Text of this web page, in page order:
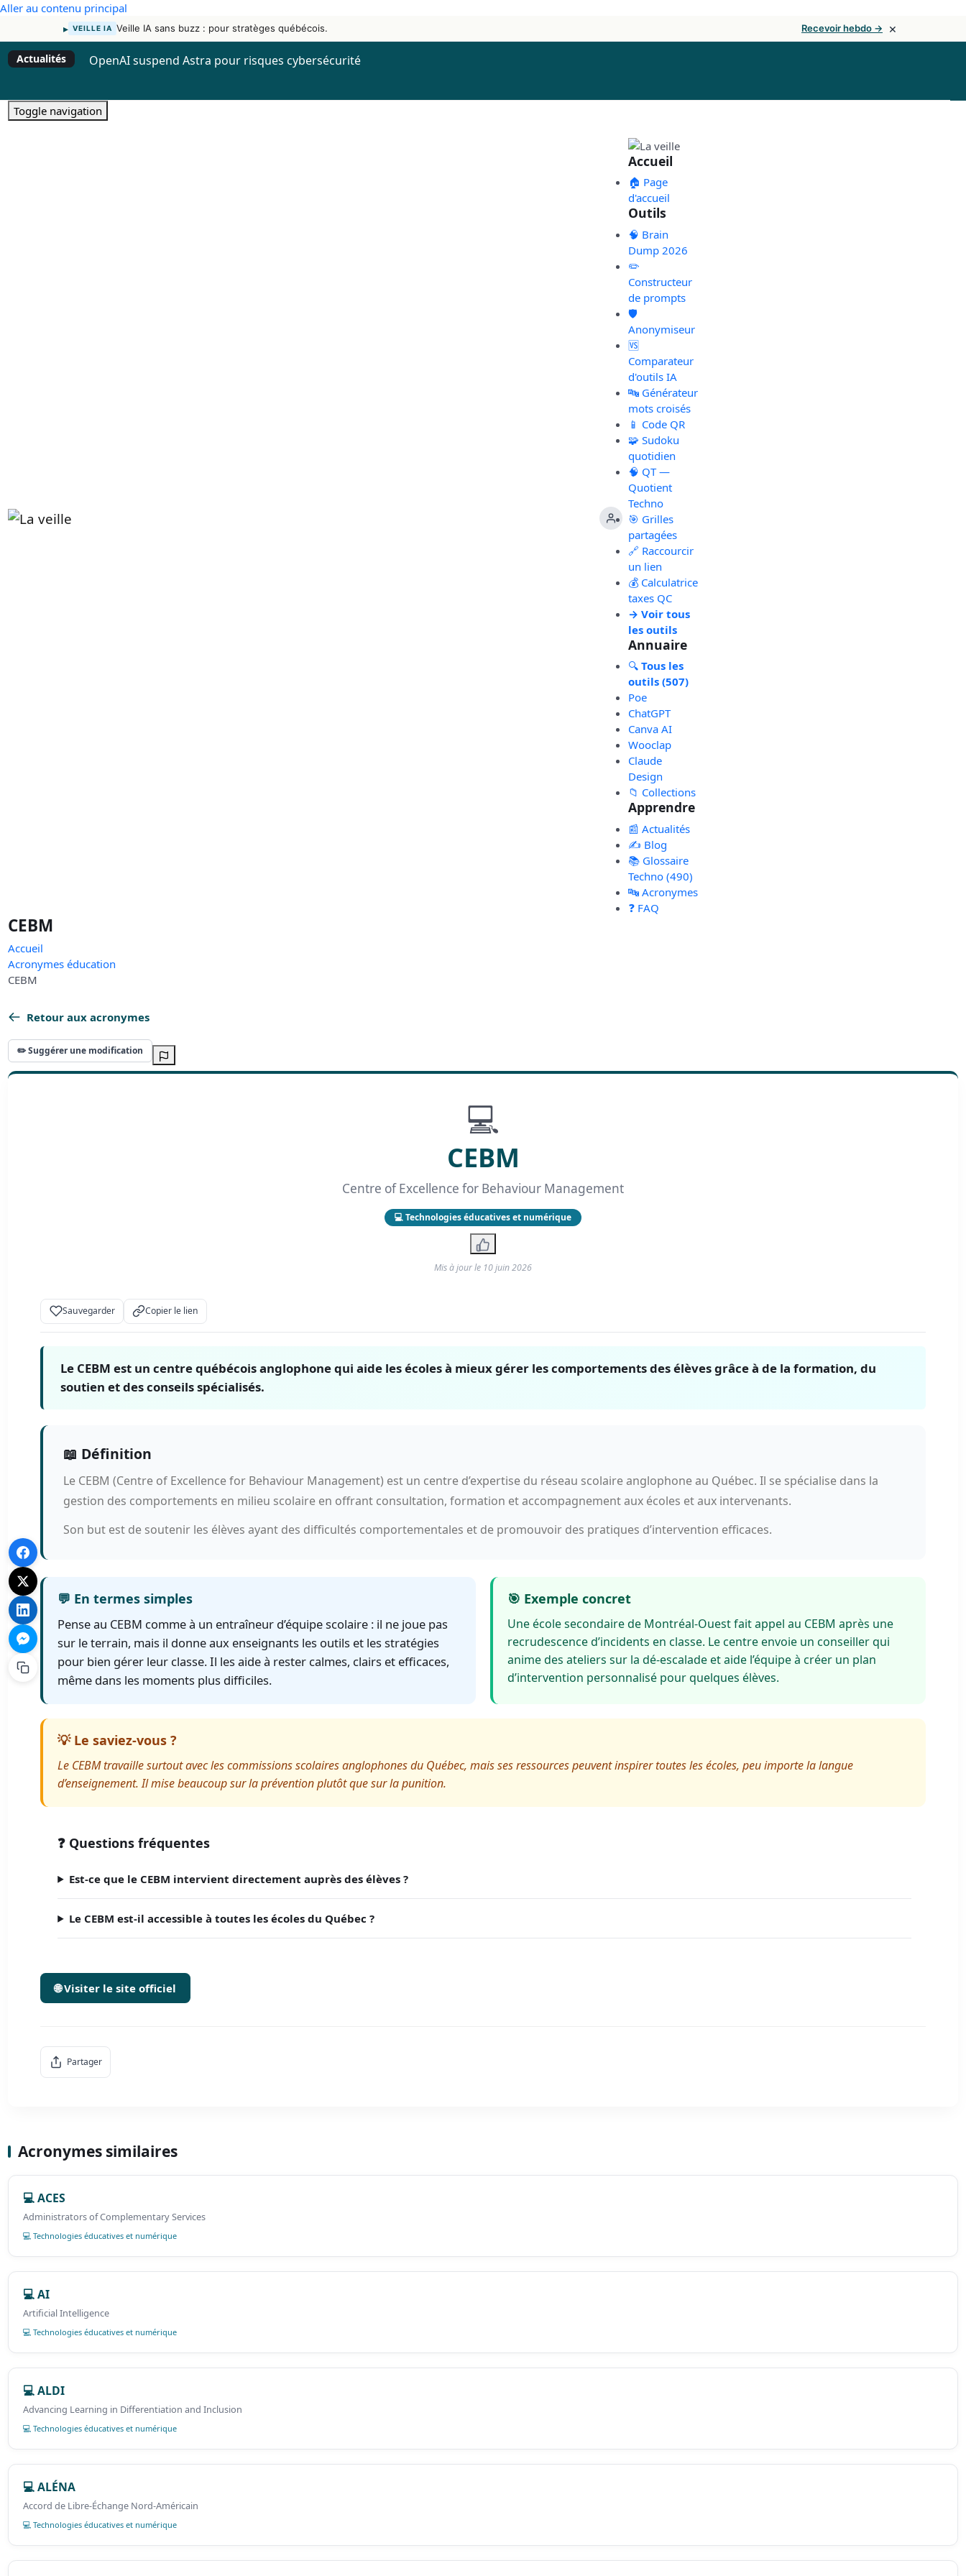
Aller au contenu principal
▸ VEILLE IA Veille IA sans buzz : pour stratèges québécois. Recevoir hebdo → ×
Actualités OpenAI suspend Astra pour risques cybersécurité
Toggle navigation
Accueil
🏠 Page
d'accueil
Outils
🧠 Brain
Dump 2026
✏️
Constructeur
de prompts
🛡️
Anonymiseur
🆚
Comparateur
d'outils IA
🔤 Générateur
mots croisés
📱 Code QR
🧩 Sudoku
quotidien
🧠 QT —
Quotient
Techno
🎯 Grilles
partagées
🔗 Raccourcir
un lien
💰 Calculatrice
taxes QC
→ Voir tous
les outils
Annuaire
🔍Tous les
outils (507)
Poe
ChatGPT
Canva AI
Wooclap
Claude
Design
📁 Collections
Apprendre
📰 Actualités
✍️ Blog
📚 Glossaire
Techno (490)
🔤 Acronymes
❓ FAQ
CEBM
Accueil
Acronymes éducation
CEBM
Retour aux acronymes
✏️ Suggérer une modification
💻
CEBM
Centre of Excellence for Behaviour Management
💻 Technologies éducatives et numérique
Mis à jour le 10 juin 2026
Sauvegarder Copier le lien
Le CEBM est un centre québécois anglophone qui aide les écoles à mieux gérer les comportements des élèves grâce à de la formation, du
soutien et des conseils spécialisés.
📖 Définition
Le CEBM (Centre of Excellence for Behaviour Management) est un centre d’expertise du réseau scolaire anglophone au Québec. Il se spécialise dans la
gestion des comportements en milieu scolaire en offrant consultation, formation et accompagnement aux écoles et aux intervenants.
Son but est de soutenir les élèves ayant des difficultés comportementales et de promouvoir des pratiques d’intervention efficaces.
💬 En termes simples
Pense au CEBM comme à un entraîneur d’équipe scolaire : il ne joue pas
sur le terrain, mais il donne aux enseignants les outils et les stratégies
pour bien gérer leur classe. Il les aide à rester calmes, clairs et efficaces,
même dans les moments plus difficiles.
🎯 Exemple concret
Une école secondaire de Montréal-Ouest fait appel au CEBM après une
recrudescence d’incidents en classe. Le centre envoie un conseiller qui
anime des ateliers sur la dé-escalade et aide l’équipe à créer un plan
d’intervention personnalisé pour quelques élèves.
💡 Le saviez-vous ?
Le CEBM travaille surtout avec les commissions scolaires anglophones du Québec, mais ses ressources peuvent inspirer toutes les écoles, peu importe la langue
d’enseignement. Il mise beaucoup sur la prévention plutôt que sur la punition.
❓ Questions fréquentes
Est-ce que le CEBM intervient directement auprès des élèves ?
Le CEBM est-il accessible à toutes les écoles du Québec ?
🌐 Visiter le site officiel
Partager
Acronymes similaires
💻 ACES
Administrators of Complementary Services
💻 Technologies éducatives et numérique
💻 AI
Artificial Intelligence
💻 Technologies éducatives et numérique
💻 ALDI
Advancing Learning in Differentiation and Inclusion
💻 Technologies éducatives et numérique
💻 ALÉNA
Accord de Libre-Échange Nord-Américain
💻 Technologies éducatives et numérique